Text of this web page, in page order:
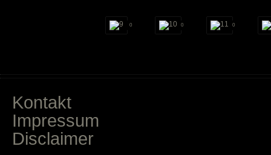
0 0 0
Kontakt
Impressum
Disclaimer